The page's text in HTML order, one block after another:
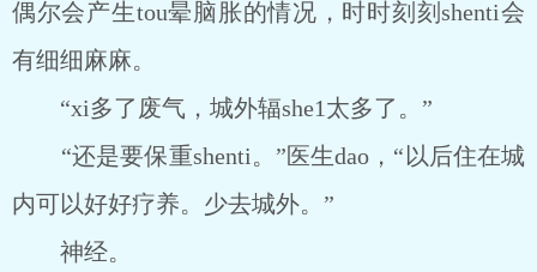
偶尔会产生tou晕脑胀的情况，时时刻刻shenti会
有细细麻麻。
“xi多了废气，城外辐she1太多了。”
“还是要保重shenti。”医生dao，“以后住在城
内可以好好疗养。少去城外。”
神经。